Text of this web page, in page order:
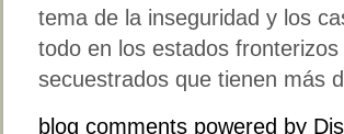
tema de la inseguridad y los
todo en los estados
secuestrados que tienen más
blog comments powered by